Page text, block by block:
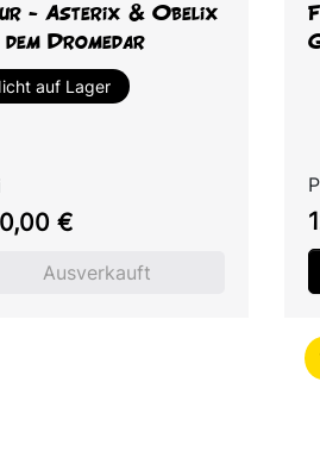
- Asterix & Obelix
Dromedar
auf Lager
€
Ausverkauft